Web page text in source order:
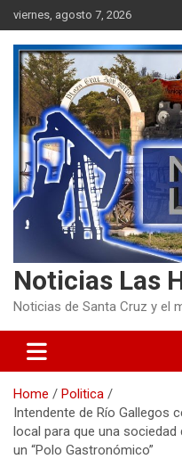
Skip
to
content
viernes, agosto 7, 2026
Noticias Las
Noticias de Santa Cruz y el
Home
Politica
Intendente de Río Gallegos
local para que una
un “Polo Gastronómico”